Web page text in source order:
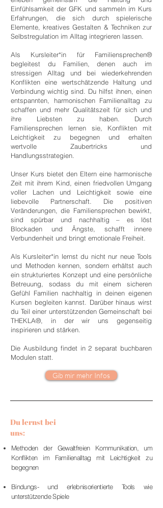
Einfühlsamkeit der GFK und sammeln im Kurs
Erfahrungen, die sich durch spielerische
Elemente, kreatives Gestalten & Techniken zur
Selbstregulation im Alltag integrieren lassen.
Als Kursleiter*in für Familiensprechen®
begleitest du Familien, denen auch im
stressigen Alltag und bei wiederkehrenden
Konflikten eine wertschätzende Haltung und
Verbindung wichtig sind. Du hilfst ihnen, einen
entspannten, harmonischen Familienalltag zu
schaffen und mehr Qualitätszeit für sich und
ihre Liebsten zu haben. Durch
Familiensprechen lernen sie, Konflikten mit
Leichtigkeit zu begegnen und erhalten
wertvolle Zaubertricks und
Handlungsstrategien.
Unser Kurs bietet den Eltern eine harmonische
Zeit mit ihrem Kind, einen friedvollen Umgang
voller Lachen und Leichtigkeit sowie eine
liebevolle Partnerschaft. Die positiven
Veränderungen, die Familiensprechen bewirkt,
sind spürbar und nachhaltig – es löst
Blockaden und Ängste, schafft innere
Verbundenheit und bringt emotionale Freiheit.
Als Kursleiter*in lernst du nicht nur neue Tools
und Methoden kennen, sondern erhältst auch
ein strukturiertes Konzept und eine persönliche
Betreuung, sodass du mit einem sicheren
Gefühl Familien nachhaltig in deinen eigenen
Kursen begleiten kannst. Darüber hinaus wirst
du Teil einer unterstützenden Gemeinschaft bei
THEKLA®, in der wir uns gegenseitig
inspirieren und stärken.
Die Ausbildung findet in 2 separat buchbaren
Modulen statt.
Gib mir mehr Infos
Du lernst bei
uns:
Methoden der Gewaltfreien Kommunikation, um
Konflikten im Familienalltag mit Leichtigkeit zu
begegnen
Bindungs- und erlebnisorientierte Tools wie
unterstützende Spiele